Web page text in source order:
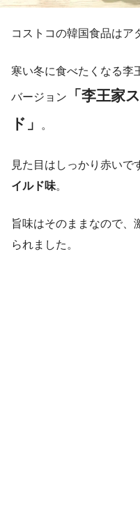
コストコの韓国食品はア
寒い冬に食べたくなる李
バージョン
「李王家
ド」
。
見た目はしっかり赤いで
イルド味。
旨味はそのままなので、
られました。